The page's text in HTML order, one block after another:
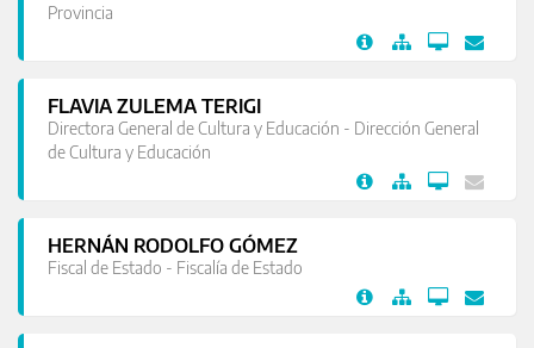
Provincia
FLAVIA ZULEMA TERIGI
Directora General de Cultura y Educación - Dirección General
de Cultura y Educación
HERNÁN RODOLFO GÓMEZ
Fiscal de Estado - Fiscalía de Estado